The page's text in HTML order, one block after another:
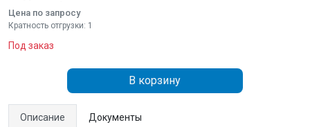
Цена по запросу
Кратность отгрузки: 1
Под заказ
В корзину
Описание Документы